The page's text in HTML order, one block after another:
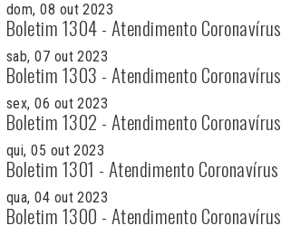
dom, 08 out 2023
Boletim 1304 - Atendimento Coronavírus
sab, 07 out 2023
Boletim 1303 - Atendimento Coronavírus
sex, 06 out 2023
Boletim 1302 - Atendimento Coronavírus
qui, 05 out 2023
Boletim 1301 - Atendimento Coronavírus
qua, 04 out 2023
Boletim 1300 - Atendimento Coronavírus